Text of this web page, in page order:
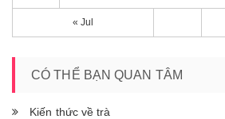
« Jul
CÓ THỂ BẠN QUAN TÂM
Kiến thức về trà